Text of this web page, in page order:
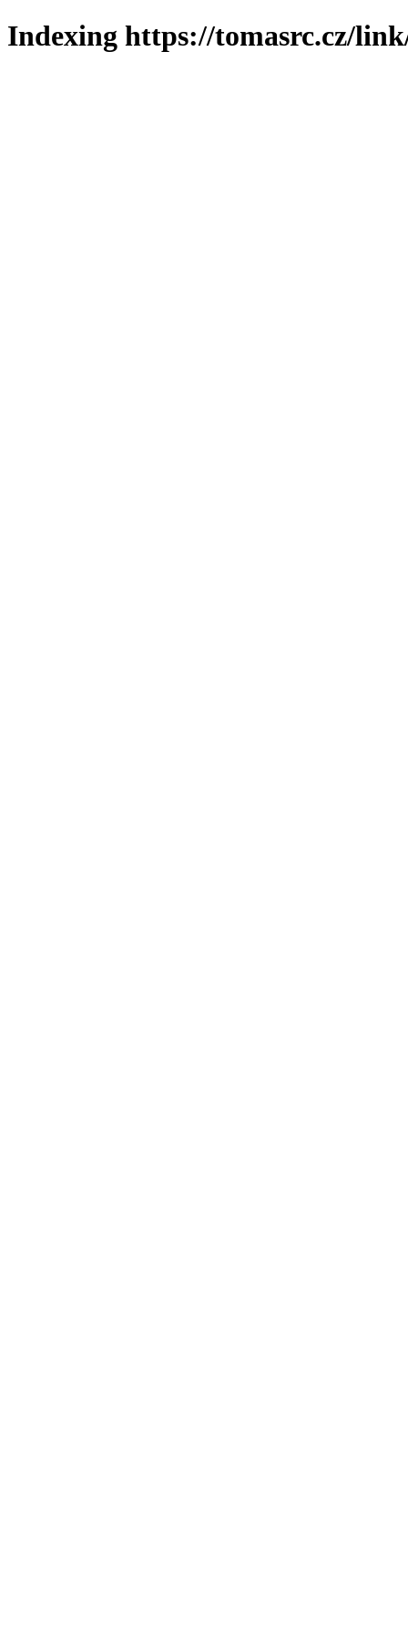
Indexing https://tomasrc.cz/